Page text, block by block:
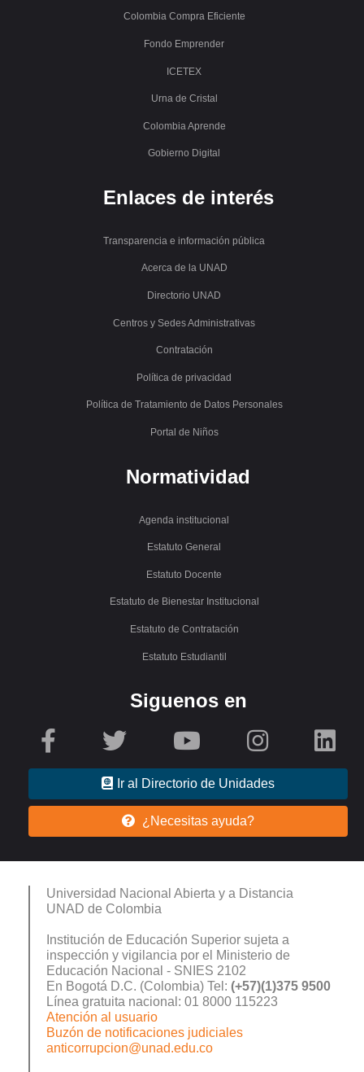
Colombia Compra Eficiente
Fondo Emprender
ICETEX
Urna de Cristal
Colombia Aprende
Gobierno Digital
Enlaces de interés
Transparencia e información pública
Acerca de la UNAD
Directorio UNAD
Centros y Sedes Administrativas
Contratación
Política de privacidad
Política de Tratamiento de Datos Personales
Portal de Niños
Normatividad
Agenda institucional
Estatuto General
Estatuto Docente
Estatuto de Bienestar Institucional
Estatuto de Contratación
Estatuto Estudiantil
Siguenos en
Ir al Directorio de Unidades
¿Necesitas ayuda?
Universidad Nacional Abierta y a Distancia
UNAD de Colombia
Institución de Educación Superior sujeta a
inspección y vigilancia por el Ministerio de
Educación Nacional - SNIES 2102
En Bogotá D.C. (Colombia) Tel: (+57)(1)375 9500
Línea gratuita nacional: 01 8000 115223
Atención al usuario
Buzón de notificaciones judiciales
anticorrupcion@unad.edu.co